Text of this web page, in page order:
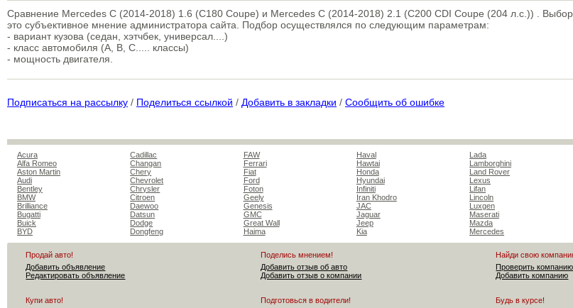
Сравнение Mercedes C (2014-2018) 1.6 (C180 Coupe) и Mercedes C (2014-2018) 2.1 (C200 CDI Coupe (204 л.с.)) .
это субъективное мнение администратора сайта. Подбор осуществлялся по следующим параметрам:
- вариант кузова (седан, хэтчбек, универсал....)
- класс автомобиля (A, B, C..... классы)
- мощность двигателя.
Подписаться на рассылку / Поделиться ссылкой / Добавить в закладки / Сообщить об ошибке
Acura
Alfa Romeo
Aston Martin
Audi
Bentley
BMW
Brilliance
Bugatti
Buick
BYD
Cadillac
Changan
Chery
Chevrolet
Chrysler
Citroen
Daewoo
Datsun
Dodge
Dongfeng
FAW
Ferrari
Fiat
Ford
Foton
Geely
Genesis
GMC
Great Wall
Haima
Haval
Hawtai
Honda
Hyundai
Infiniti
Iran Khodro
JAC
Jaguar
Jeep
Kia
Lada
Lamborghini
Land Rover
Lexus
Lifan
Lincoln
Luxgen
Maserati
Mazda
Mercedes
Продай авто!
Добавить объявление
Редактировать объявление
Поделись мнением!
Добавить отзыв об авто
Добавить отзыв о компании
Найди свою
Проверить компанию
Добавить компанию
Купи авто!
Подготовься в водители! Будь в курсе!